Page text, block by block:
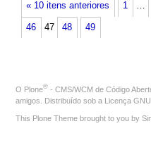
« 10 itens anteriores 1 …
46 47 48 49
O Plone® - CMS/WCM de Código
amigos. Distribuído sob a Licença GNU
This Plone Theme brought to you by